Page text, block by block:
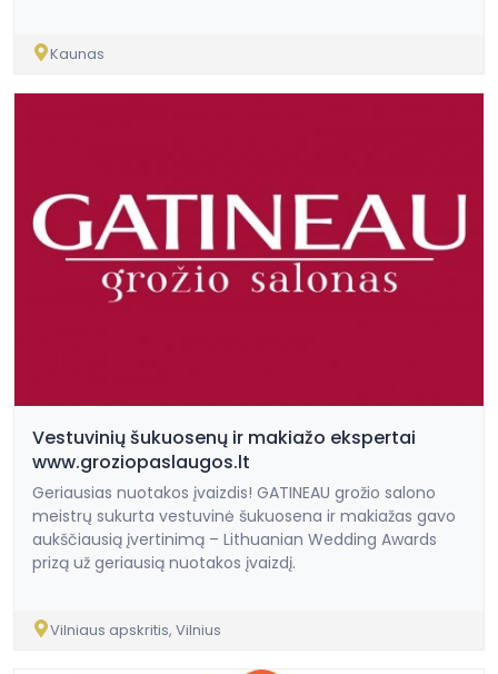
Kaunas
Vestuvinių šukuosenų ir makiažo ekspertai
www.groziopaslaugos.lt
Geriausias nuotakos įvaizdis! GATINEAU grožio salono
meistrų sukurta vestuvinė šukuosena ir makiažas gavo
aukščiausią įvertinimą – Lithuanian Wedding Awards
prizą už geriausią nuotakos įvaizdį.
Vilniaus apskritis, Vilnius